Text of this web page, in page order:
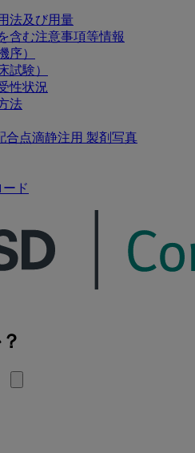
法及び用量
含む注意事項等情報
序）
試験）
性状況
法
合点滴静注用 製剤写真
ド
検